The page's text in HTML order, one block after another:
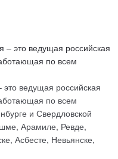
ведущая российская
по всем
и Свердловской
Арамиле, Ревде,
Асбесте, Невьянске,